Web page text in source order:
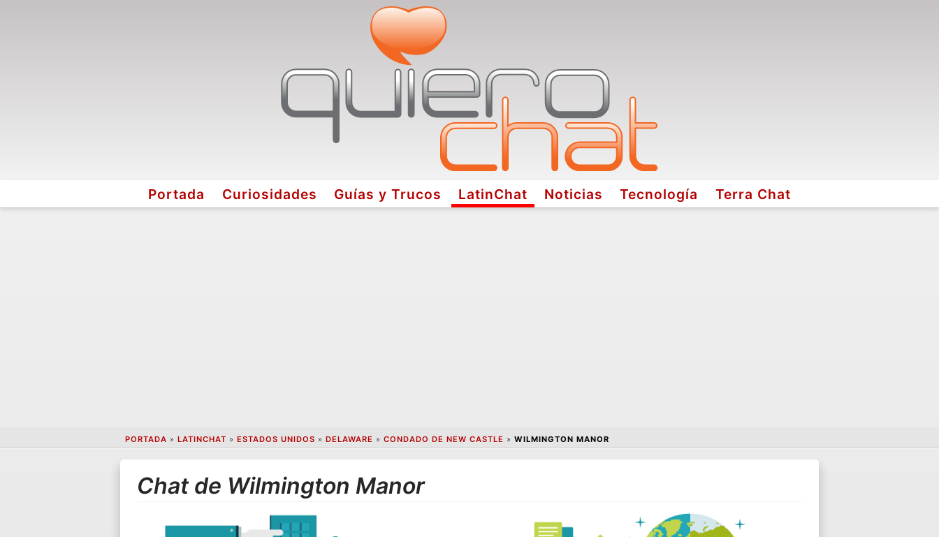
Portada Curiosidades Guías y Trucos LatinChat Noticias Tecnología Terra Chat
PORTADA » LATINCHAT » ESTADOS UNIDOS » DELAWARE » CONDADO DE NEW CASTLE » WILMINGTON MANOR
Chat de Wilmington Manor